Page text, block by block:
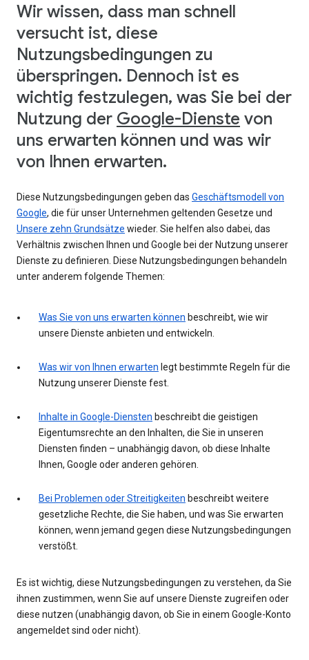
Wir wissen, dass man schnell
versucht ist, diese
Nutzungsbedingungen zu
überspringen. Dennoch ist es
wichtig festzulegen, was Sie bei der
Nutzung der Google-Dienste von
uns erwarten können und was wir
von Ihnen erwarten.
Diese Nutzungsbedingungen geben das Geschäftsmodell von
Google, die für unser Unternehmen geltenden Gesetze und
Unsere zehn Grundsätze wieder. Sie helfen also dabei, das
Verhältnis zwischen Ihnen und Google bei der Nutzung unserer
Dienste zu definieren. Diese Nutzungsbedingungen behandeln
unter anderem folgende Themen:
Was Sie von uns erwarten können beschreibt, wie wir
unsere Dienste anbieten und entwickeln.
Was wir von Ihnen erwarten legt bestimmte Regeln für die
Nutzung unserer Dienste fest.
Inhalte in Google-Diensten beschreibt die geistigen
Eigentumsrechte an den Inhalten, die Sie in unseren
Diensten finden – unabhängig davon, ob diese Inhalte
Ihnen, Google oder anderen gehören.
Bei Problemen oder Streitigkeiten beschreibt weitere
gesetzliche Rechte, die Sie haben, und was Sie erwarten
können, wenn jemand gegen diese Nutzungsbedingungen
verstößt.
Es ist wichtig, diese Nutzungsbedingungen zu verstehen, da Sie
ihnen zustimmen, wenn Sie auf unsere Dienste zugreifen oder
diese nutzen (unabhängig davon, ob Sie in einem Google-Konto
angemeldet sind oder nicht).